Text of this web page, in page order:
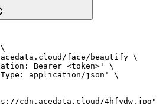
\
face/beautify \
Bearer <token>' \
application/json' \
cdn.acedata.cloud/4hfydw.jpg"